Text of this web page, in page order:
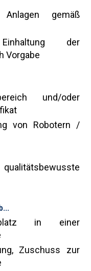
gemäß
der
Vorgabe
und/oder
von Robotern /
in einer
Zuschuss zur